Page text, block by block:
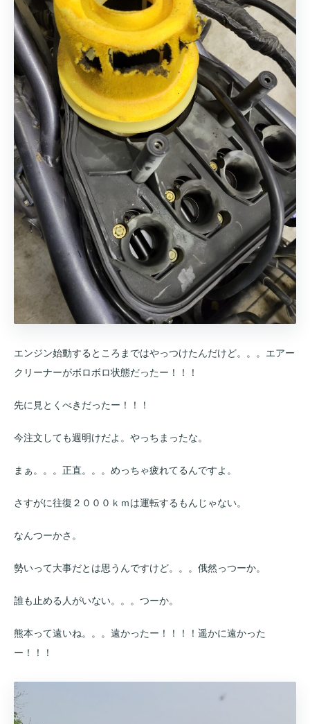
エンジン始動するところまではやっつけたんだけど。。。エアー
クリーナーがボロボロ状態だったー！！！
先に見とくべきだったー！！！
今注文しても週明けだよ。やっちまったな。
まぁ。。。正直。。。めっちゃ疲れてるんですよ。
さすがに往復２０００ｋｍは運転するもんじゃない。
なんつーかさ。
勢いって大事だとは思うんですけど。。。俄然っつーか。
誰も止める人がいない。。。つーか。
熊本って遠いね。。。遠かったー！！！！遥かに遠かった
ー！！！